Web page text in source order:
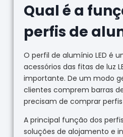
Qual é a
perfis de
O perfil de alumínio LED é
acessórios das fitas de luz
importante. De um modo
clientes comprem barras
precisam de comprar perfis
A principal função dos
soluções de alojamento e